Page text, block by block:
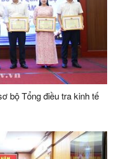
bộ Tổng điều tra kinh tế